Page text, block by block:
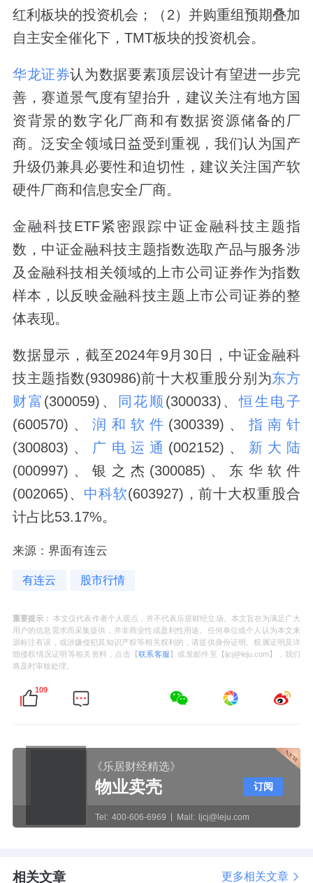
红利板块的投资机会；（2）并购重组预期叠加
自主安全催化下，TMT板块的投资机会。
华龙证券认为数据要素顶层设计有望进一步完
善，赛道景气度有望抬升，建议关注有地方国
资背景的数字化厂商和有数据资源储备的厂
商。泛安全领域日益受到重视，我们认为国产
升级仍兼具必要性和迫切性，建议关注国产软
硬件厂商和信息安全厂商。
金融科技ETF紧密跟踪中证金融科技主题指
数，中证金融科技主题指数选取产品与服务涉
及金融科技相关领域的上市公司证券作为指数
样本，以反映金融科技主题上市公司证券的整
体表现。
数据显示，截至2024年9月30日，中证金融科
技主题指数(930986)前十大权重股分别为东方
财富 (300059)、 同花顺 (300033)、恒生电子
(600570)、润和软件 (300339)、 指南针
(300803)、 广电运通 (002152)、 新大陆
(000997)、银之杰(300085)、东华软件
(002065)、 中科软(603927)，前十大权重股合
计占比53.17%。
来源：界面有连云
有连云 股市行情
重要提示： 本文仅代表作者个人观点，并不代表乐居财经立场。本文旨在为满足广大
用户的信息需求而采集提供，并非商业性或盈利性用途。任何单位或个人认为本文来
源标注有误，或涉嫌侵犯其知识产权等相关权利的，请提供身份证明、权属证明及详
细侵权情况证明等相关资料，点击【联系客服 】或发邮件至【ljcj@leju.com】，我们
将及时审核处理。
109
《乐居财经精选》
物业卖壳
Tel: 400-606-6969 Mail: ljcj@leju.com
订阅
相关文章 更多相关文章